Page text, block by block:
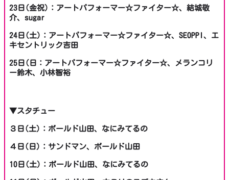
23日(金祝)：アートパフォーマー☆ファイター☆、結城敬
介、sugar
24日(土)：アートパフォーマー☆ファイター☆、SEOPPI、エ
キセントリック吉田
25日(日：アートパフォーマー☆ファイター☆、メランコリ
ー鈴木、小林智裕
▼スタチュー
３日(土)：ボールド山田、なにみてるの
４日(日)：サンドマン、ボールド山田
10日(土)：ボールド山田、なにみてるの